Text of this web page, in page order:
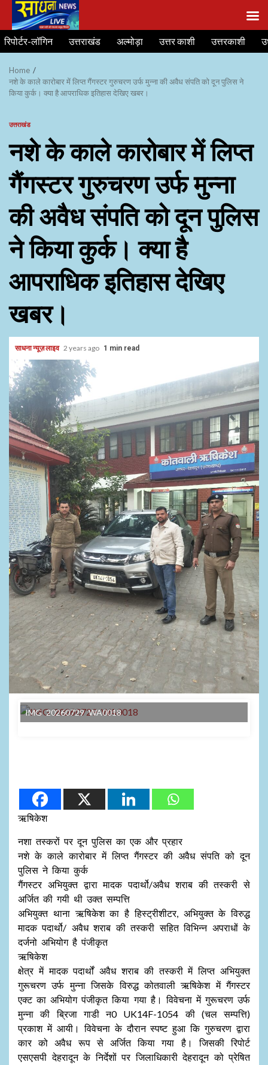
Skip
to
content
रिपोर्टर-लॉगिन उत्तराखंड अल्मोड़ा उत्तर काशी उत्तरकाशी
Home
नशे के काले कारोबार में लिप्त गैंगस्टर गुरुचरण उर्फ मुन्ना की अवैध संपति को दून पुलिस ने
किया कुर्क। क्या है आपराधिक इतिहास देखिए खबर।
उत्तराखंड
नशे के काले कारोबार में लिप्त
गैंगस्टर गुरुचरण उर्फ मुन्ना
की अवैध संपति को दून पुलिस
ने किया कुर्क। क्या है
आपराधिक इतिहास देखिए
खबर।
साधना न्यूज़ लाइव 2 years ago 1 min read
IMG 20260729 WA0018
ऋषिकेश
नशा तस्करों पर दून पुलिस का एक और प्रहार
नशे के काले कारोबार में लिप्त गैंगस्टर की अवैध संपति को दून
पुलिस ने किया कुर्क
गैंगस्टर अभियुक्त द्वारा मादक पदार्थो/अवैध शराब की तस्करी से
अर्जित की गयी थी उक्त सम्पत्ति
अभियुक्त थाना ऋषिकेश का है हिस्ट्रीशीटर, अभियुक्त के विरुद्ध
मादक पदार्थो/ अवैध शराब की तस्करी सहित विभिन्न अपराधों के
दर्जनो अभियोग है पंजीकृत
ऋषिकेश
क्षेत्र में मादक पदार्थों अवैध शराब की तस्करी में लिप्त अभियुक्त
गुरूचरण उर्फ मुन्ना जिसके विरुद्ध कोतवाली ऋषिकेश में गैंगस्टर
एक्ट का अभियोग पंजीकृत किया गया है। विवेचना में गुरूचरण उर्फ
मुन्ना की ब्रिजा गाडी न0 UK14F-1054 की (चल सम्पत्ति)
प्रकाश में आयी। विवेचना के दौरान स्पष्ट हुआ कि गुरुचरण द्वारा
कार को अवैध रूप से अर्जित किया गया है। जिसकी रिपोर्ट
एसएसपी देहरादून के निर्देशों पर जिलाधिकारी देहरादून को प्रेषित